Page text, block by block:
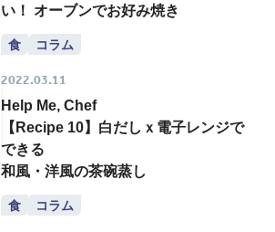
い！ オーブンでお好み焼き
食 コラム
2022.03.11
Help Me, Chef
【Recipe 10】白だしｘ電子レンジで
できる
和風・洋風の茶碗蒸し
食 コラム